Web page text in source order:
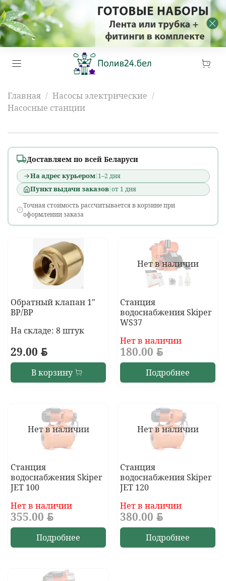
Главная
Насосы электрические
Насосные станции
Доставляем по всей Беларуси
На адрес курьером 1–2 дня
Пункт выдачи заказов от 1 дня
Точная стоимость рассчитывается в корзине при
оформлении заказа
Обратный клапан 1"
ВР/ВР
На складе: 8 штук
29.00 BYN
В корзину
Нет в наличии
Станция
водоснабжения Skiper
WS37
Нет в наличии
180.00 BYN
Подробнее
Нет в наличии
Станция
водоснабжения Skiper
JET 100
Нет в наличии
355.00 BYN
Подробнее
Нет в наличии
Станция
водоснабжения Skiper
JET 120
Нет в наличии
380.00 BYN
Подробнее